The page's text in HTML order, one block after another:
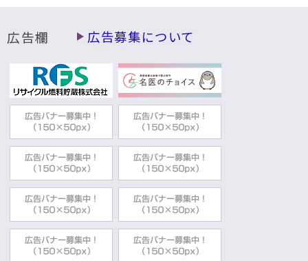
広告欄 広告募集について